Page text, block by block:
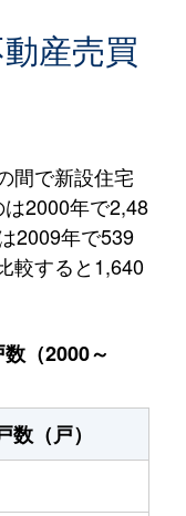
産売買
間で新設住宅
2000年で2,48
2009年で539
較すると1,640
（2000～
数（戸）